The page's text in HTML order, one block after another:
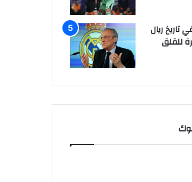
ريال
للقلق